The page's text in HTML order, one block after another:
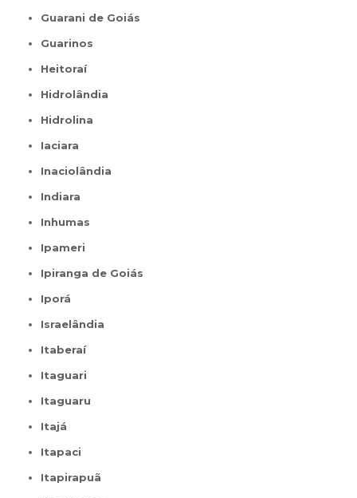
Guarani de Goiás
Guarinos
Heitoraí
Hidrolândia
Hidrolina
Iaciara
Inaciolândia
Indiara
Inhumas
Ipameri
Ipiranga de Goiás
Iporá
Israelândia
Itaberaí
Itaguari
Itaguaru
Itajá
Itapaci
Itapirapuã